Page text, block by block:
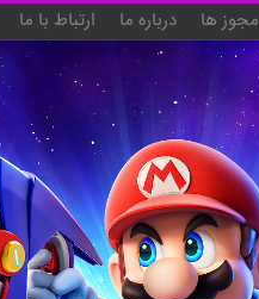
مجوز ها درباره ما ارتباط با ما